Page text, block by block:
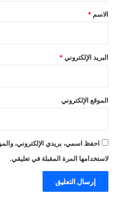
*
الاسم *
البريد الإلكتروني *
الموقع الإلكتروني
احفظ اسمي، بريدي الإلكتروني،
لاستخدامها المرة المقبلة في تعليقي.